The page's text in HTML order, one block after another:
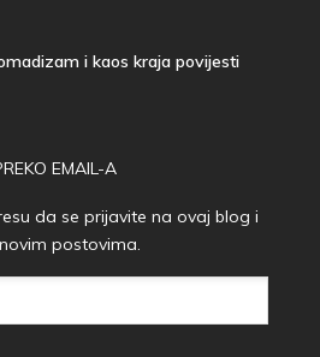
i kaos kraja povijesti
EMAIL-A
da se prijavite na ovaj blog i
postovima.